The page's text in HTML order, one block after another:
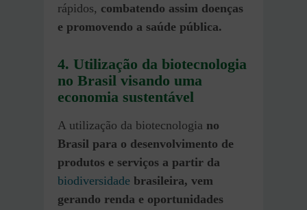
rápidos, combatendo assim doenças
e promovendo a saúde pública.
4. Utilização da biotecnologia
no Brasil visando uma
economia sustentável
A utilização da biotecnologia no
Brasil para o desenvolvimento de
produtos e serviços a partir da
biodiversidade brasileira, vem
gerando renda e oportunidades